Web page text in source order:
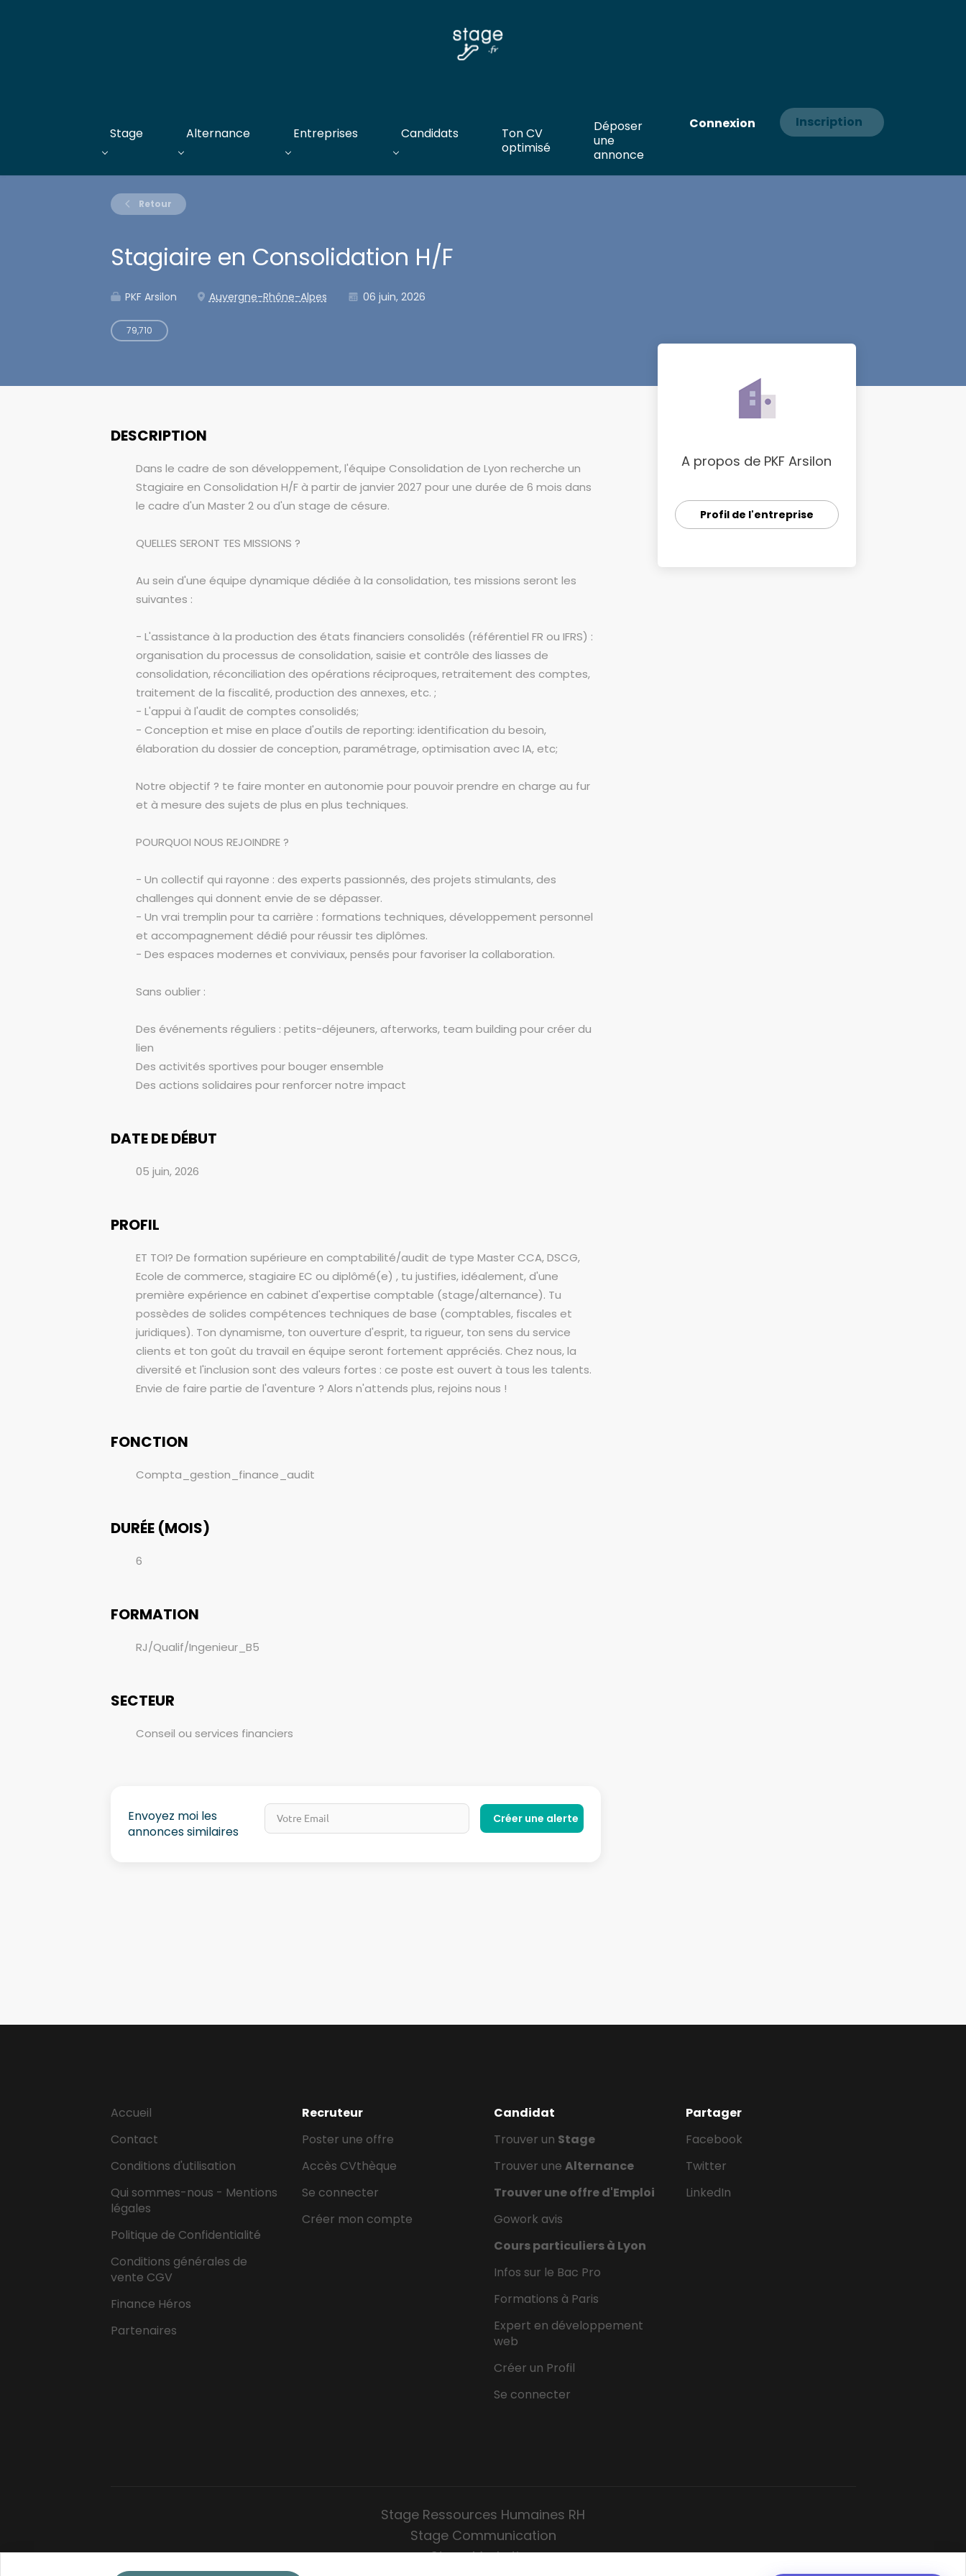
Connexion Inscription
Stage Alternance Entreprises Candidats
Ton CV
optimisé
Déposer
une
annonce
Retour
Stagiaire en Consolidation H/F
PKF Arsilon Auvergne-Rhône-Alpes 06 juin, 2026
79,710
DESCRIPTION
Dans le cadre de son développement, l'équipe Consolidation de Lyon recherche un
Stagiaire en Consolidation H/F à partir de janvier 2027 pour une durée de 6 mois dans
le cadre d'un Master 2 ou d'un stage de césure.
QUELLES SERONT TES MISSIONS ?
Au sein d'une équipe dynamique dédiée à la consolidation, tes missions seront les
suivantes :
- L'assistance à la production des états financiers consolidés (référentiel FR ou IFRS) :
organisation du processus de consolidation, saisie et contrôle des liasses de
consolidation, réconciliation des opérations réciproques, retraitement des comptes,
traitement de la fiscalité, production des annexes, etc. ;
- L'appui à l'audit de comptes consolidés;
- Conception et mise en place d'outils de reporting: identification du besoin,
élaboration du dossier de conception, paramétrage, optimisation avec IA, etc;
Notre objectif ? te faire monter en autonomie pour pouvoir prendre en charge au fur
et à mesure des sujets de plus en plus techniques.
POURQUOI NOUS REJOINDRE ?
- Un collectif qui rayonne : des experts passionnés, des projets stimulants, des
challenges qui donnent envie de se dépasser.
- Un vrai tremplin pour ta carrière : formations techniques, développement personnel
et accompagnement dédié pour réussir tes diplômes.
- Des espaces modernes et conviviaux, pensés pour favoriser la collaboration.
Sans oublier :
Des événements réguliers : petits-déjeuners, afterworks, team building pour créer du
lien
Des activités sportives pour bouger ensemble
Des actions solidaires pour renforcer notre impact
DATE DE DÉBUT
05 juin, 2026
PROFIL
ET TOI? De formation supérieure en comptabilité/audit de type Master CCA, DSCG,
Ecole de commerce, stagiaire EC ou diplômé(e) , tu justifies, idéalement, d'une
première expérience en cabinet d'expertise comptable (stage/alternance). Tu
possèdes de solides compétences techniques de base (comptables, fiscales et
juridiques). Ton dynamisme, ton ouverture d'esprit, ta rigueur, ton sens du service
clients et ton goût du travail en équipe seront fortement appréciés. Chez nous, la
diversité et l'inclusion sont des valeurs fortes : ce poste est ouvert à tous les talents.
Envie de faire partie de l'aventure ? Alors n'attends plus, rejoins nous !
FONCTION
Compta_gestion_finance_audit
DURÉE (MOIS)
6
FORMATION
RJ/Qualif/Ingenieur_B5
SECTEUR
Conseil ou services financiers
Envoyez moi les
annonces similaires
A propos de PKF Arsilon
Profil de l'entreprise
Accueil
Contact
Conditions d'utilisation
Qui sommes-nous - Mentions
légales
Politique de Confidentialité
Conditions générales de
vente CGV
Finance Héros
Partenaires
Recruteur
Poster une offre
Accès CVthèque
Se connecter
Créer mon compte
Candidat
Trouver un Stage
Trouver une Alternance
Trouver une offre d'Emploi
Gowork avis
Cours particuliers à Lyon
Infos sur le Bac Pro
Formations à Paris
Expert en développement
web
Créer un Profil
Se connecter
Partager
Facebook
Twitter
LinkedIn
Stage Ressources Humaines RH
Stage Communication
Stage Marketing